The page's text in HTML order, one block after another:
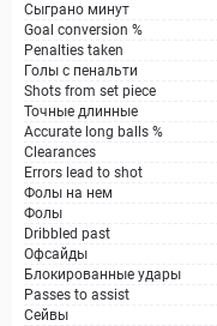
Сыграно минут
Goal conversion %
Penalties taken
Голы с пенальти
Shots from set piece
Точные длинные
Accurate long balls %
Clearances
Errors lead to shot
Фолы на нем
Фолы
Dribbled past
Офсайды
Блокированные удары
Passes to assist
Сейвы